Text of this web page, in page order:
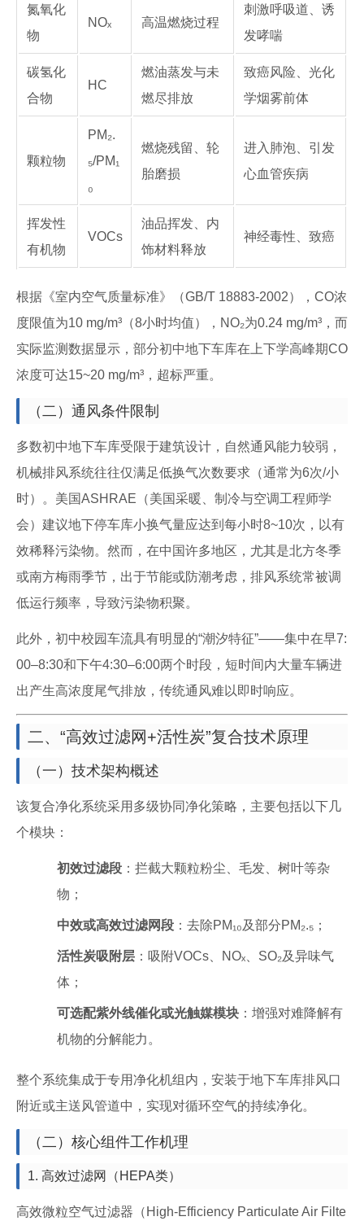
氮氧化
物
NOₓ 高温燃烧过程
刺激呼吸道、诱
发哮喘
碳氢化
合物
HC
燃油蒸发与未
燃尽排放
致癌风险、光化
学烟雾前体
颗粒物
PM₂.
₅/PM₁
₀
燃烧残留、轮
胎磨损
进入肺泡、引发
心血管疾病
挥发性
有机物
VOCs
油品挥发、内
饰材料释放
神经毒性、致癌
根据《室内空气质量标准》（GB/T 18883-2002），CO浓
度限值为10 mg/m³（8小时均值），NO₂为0.24 mg/m³，而
实际监测数据显示，部分初中地下车库在上下学高峰期CO
浓度可达15~20 mg/m³，超标严重。
（二）通风条件限制
多数初中地下车库受限于建筑设计，自然通风能力较弱，
机械排风系统往往仅满足低换气次数要求（通常为6次/小
时）。美国ASHRAE（美国采暖、制冷与空调工程师学
会）建议地下停车库小换气量应达到每小时8~10次，以有
效稀释污染物。然而，在中国许多地区，尤其是北方冬季
或南方梅雨季节，出于节能或防潮考虑，排风系统常被调
低运行频率，导致污染物积聚。
此外，初中校园车流具有明显的“潮汐特征”——集中在早7:
00–8:30和下午4:30–6:00两个时段，短时间内大量车辆进
出产生高浓度尾气排放，传统通风难以即时响应。
二、“高效过滤网+活性炭”复合技术原理
（一）技术架构概述
该复合净化系统采用多级协同净化策略，主要包括以下几
个模块：
初效过滤段 ：拦截大颗粒粉尘、毛发、树叶等杂
物；
中效或高效过滤网段 ：去除PM₁₀及部分PM₂.₅；
活性炭吸附层 ：吸附VOCs、NOₓ、SO₂及异味气
体；
可选配紫外线催化或光触媒模块 ：增强对难降解有
机物的分解能力。
整个系统集成于专用净化机组内，安装于地下车库排风口
附近或主送风管道中，实现对循环空气的持续净化。
（二）核心组件工作机理
1. 高效过滤网（HEPA类）
高效微粒空气过滤器（High-Efficiency Particulate Air Filte